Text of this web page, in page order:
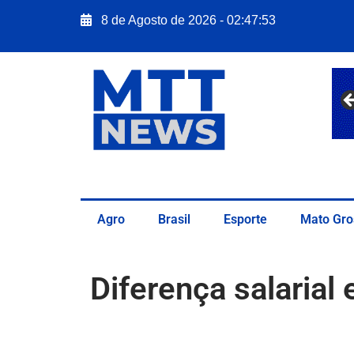
8 de Agosto de 2026 - 02:47:54
Agro Brasil Esporte Mato
Diferença salarial